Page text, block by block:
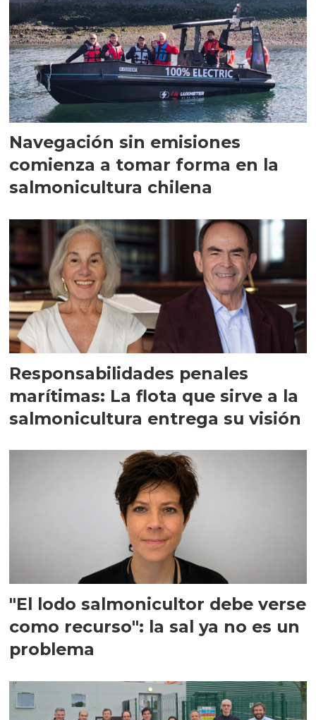
Navegación sin emisiones
comienza a tomar forma en la
salmonicultura chilena
Responsabilidades penales
marítimas: La flota que sirve a la
salmonicultura entrega su visión
"El lodo salmonicultor debe verse
como recurso": la sal ya no es un
problema